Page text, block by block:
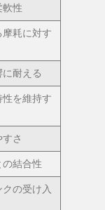
軟性
耗に対す
耐える
を維持す
さ
結合性
の受け入